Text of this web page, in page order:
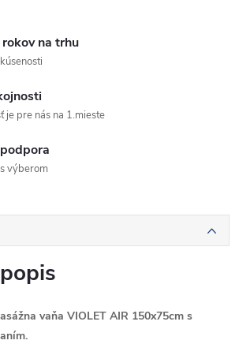
na trhu
je pre nás na 1.mieste
výberom
vaňa VIOLET AIR 150x75cm s